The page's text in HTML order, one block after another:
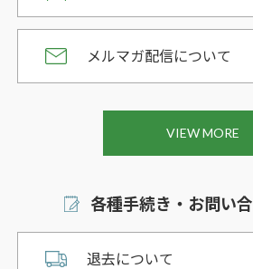
メルマガ配信について
VIEW MORE
各種手続き・お問い
退去について